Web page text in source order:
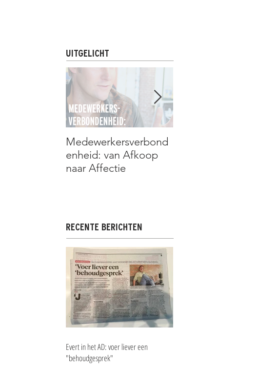
UITGELICHT
Medewerkersverbond
enheid: van Afkoop
naar Affectie
RECENTE BERICHTEN
Evert in het AD: voer liever een
"behoudgesprek"